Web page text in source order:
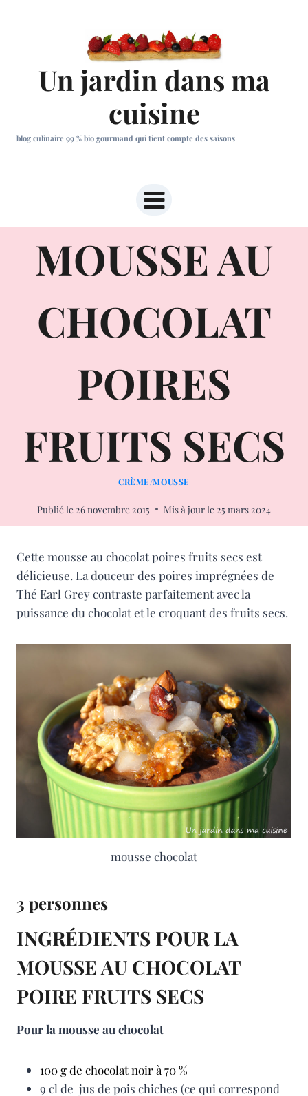
Un jardin dans ma
cuisine
blog culinaire 99 % bio gourmand qui tient compte des saisons
MOUSSE AU
CHOCOLAT
POIRES
FRUITS SECS
CRÈME/MOUSSE
Publié le 26 novembre 2015 Mis à jour le 25 mars 2024
Cette mousse au chocolat poires fruits secs est
délicieuse. La douceur des poires imprégnées de
Thé Earl Grey contraste parfaitement avec la
puissance du chocolat et le croquant des fruits secs.
mousse chocolat
3 personnes
INGRÉDIENTS POUR LA
MOUSSE AU CHOCOLAT
POIRE FRUITS SECS
Pour la mousse au chocolat
100 g de chocolat noir à 70 %
9 cl de jus de pois chiches (ce qui correspond